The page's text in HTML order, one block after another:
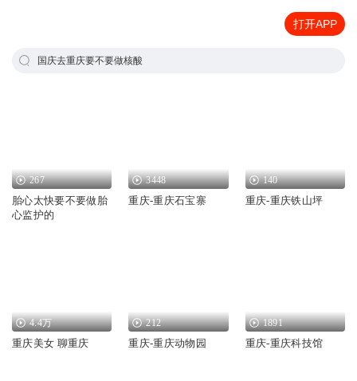
打开APP
国庆去重庆要不要做核酸
267
胎心太快要不要做胎
心监护的
3448
重庆-重庆石宝寨
140
重庆-重庆铁山坪
4.4万
重庆美女 聊重庆
212
重庆-重庆动物园
1891
重庆-重庆科技馆